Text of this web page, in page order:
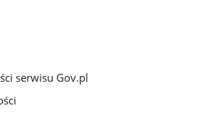
serwisu Gov.pl